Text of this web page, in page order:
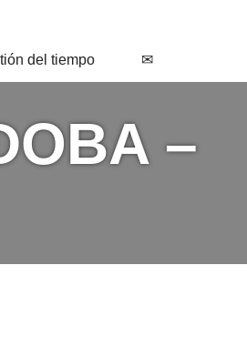
del tiempo ✉
–